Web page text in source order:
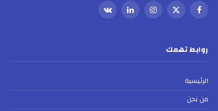
فيسبوك
X
الانستغراملينكدإنVKontakte
روابط تهمك
الرئيسية
من نحن